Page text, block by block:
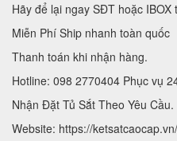
Hãy để lại ngay SĐT hoặc
Miễn Phí Ship nhanh toàn quốc
Thanh toán khi nhận hàng.
Hotline: 098 2770404 Phục vụ
Nhận Đặt Tủ Sắt Theo Yêu Cầu.
Website: https://